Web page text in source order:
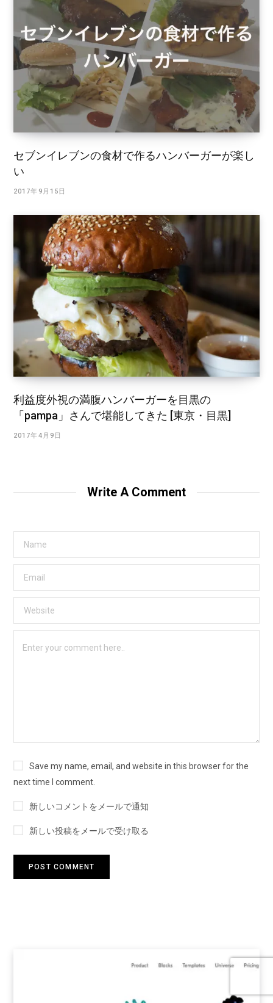
セブンイレブンの食材で作るハンバーガーが楽し
い
2017年9月15日
利益度外視の満腹ハンバーガーを目黒の
「pampa」さんで堪能してきた [東京・目黒]
2017年4月9日
Write A Comment
Save my name, email, and website in this browser for the
next time I comment.
新しいコメントをメールで通知
新しい投稿をメールで受け取る